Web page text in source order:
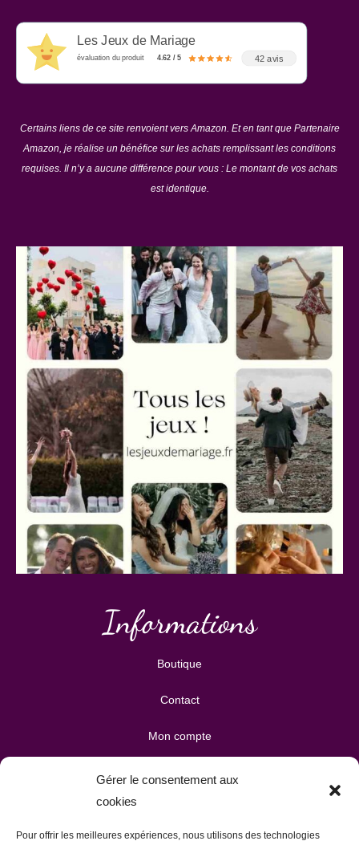
Gérer le consentement aux
cookies
Pour offrir les meilleures expériences, nous utilisons des technologies
Les Jeux de Mariage
évaluation du produit 4.62 / 5 42 avis
Certains liens de ce site renvoient vers Amazon. Et en tant que Partenaire
Amazon, je réalise un bénéfice sur les achats remplissant les conditions
requises. Il n’y a aucune différence pour vous : Le montant de vos achats
est identique.
Informations
Boutique
Contact
Mon compte